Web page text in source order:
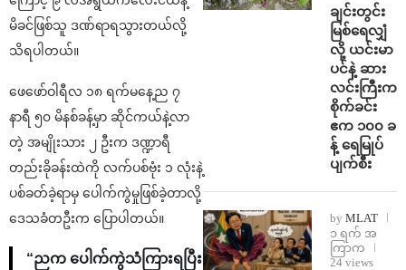
မိခင်ဖြစ်သူ ဒဏ်ရာရသွားတယ်လို့
သိရပါတယ်။
ဖေဖော်ဝါရီလ ၁၈ ရက်မနေ့ည ၇
နာရီ ၅၀ မိနစ်ခန့်မှာ ဆိုင်ကယ်နဲ့လာ
တဲ့ အမျိုးသား ၂ ဦးက ဒဏ္ဍာရီ
တည်းခိုခန်းထဲကို လက်ပစ်ဗုံး ၁ လုံးနဲ့
ပစ်ခတ်ခဲ့ရာမှ ပေါက်ကွဲမှုဖြစ်ခဲ့တာလို့
ဒေသခံတဦးက ပြောပါတယ်။
“ညက ပေါက်ကွဲသံကြားရပြီး
ချင်းတွင်း
မြစ်ရေလျှံ
လို့ ယင်းမာ
ပင်နဲ့ ဆား
လင်းကြီးက
စိုက်ခင်း
ဧက ၁၀၀ ခ
န့် ရေမြုပ်
ပျက်စီး
by MLAT
၁ ရက် အ
ကြာက
24 views